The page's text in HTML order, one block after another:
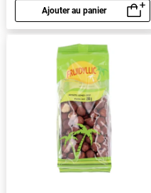
Ajouter au panier
Aperçu rapide